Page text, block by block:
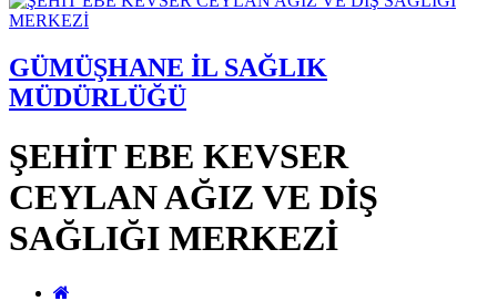
GÜMÜŞHANE İL SAĞLIK
MÜDÜRLÜĞÜ
ŞEHİT EBE KEVSER
CEYLAN AĞIZ VE DİŞ
SAĞLIĞI MERKEZİ